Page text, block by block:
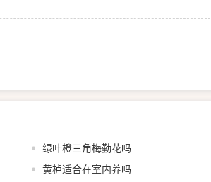
绿叶橙三角梅勤花吗
黄栌适合在室内养吗